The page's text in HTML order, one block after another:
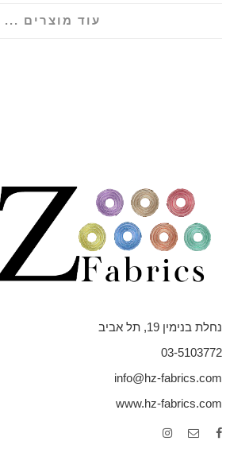
עוד מוצרים ...
נחלת בנימין 19, תל אביב
03-5103772
info@hz-fabrics.com
www.hz-fabrics.com